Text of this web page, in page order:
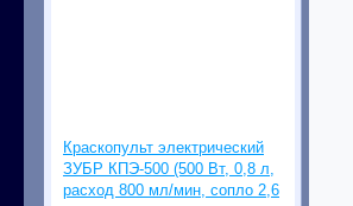
Краскопульт электрический
ЗУБР КПЭ-500 (500 Вт, 0,8 л,
расход 800 мл/мин, сопло 2,6